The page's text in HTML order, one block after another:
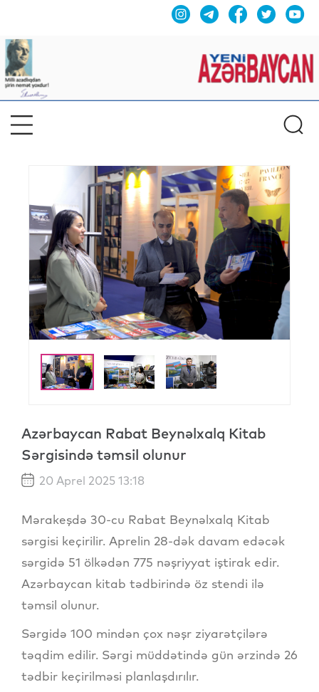
Previous
Azərbaycan Rabat Beynəlxalq Kitab
Sərgisində təmsil olunur
20 Aprel 2025 13:18
Mərakeşdə 30-cu Rabat Beynəlxalq Kitab
sərgisi keçirilir. Aprelin 28-dək davam edəcək
sərgidə 51 ölkədən 775 nəşriyyat iştirak edir.
Azərbaycan kitab tədbirində öz stendi ilə
təmsil olunur.
Sərgidə 100 mindən çox nəşr ziyarətçilərə
təqdim edilir. Sərgi müddətində gün ərzində 26
tədbir keçirilməsi planlaşdırılır.